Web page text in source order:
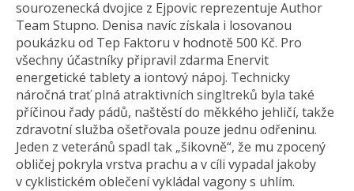
sourozenecká dvojice z Ejpovic reprezentuje Author
Team Stupno. Denisa navíc získala i losovanou
poukázku od Tep Faktoru v hodnotě 500 Kč. Pro
všechny účastníky připravil zdarma Enervit
energetické tablety a iontový nápoj. Technicky
náročná trať plná atraktivních singltreků byla také
příčinou řady pádů, naštěstí do měkkého jehličí, takže
zdravotní služba ošetřovala pouze jednu odřeninu.
Jeden z veteránů spadl tak „šikovně“, že mu zpocený
obličej pokryla vrstva prachu a v cíli vypadal jakoby
v cyklistickém oblečení vykládal vagony s uhlím.